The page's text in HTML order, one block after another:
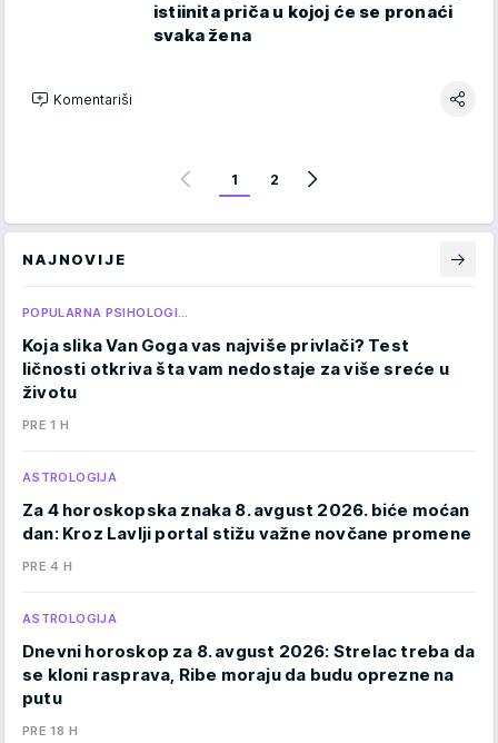
istiinita priča u kojoj će se pronaći
svaka žena
Komentariši
1 2
NAJNOVIJE
POPULARNA PSIHOLOGI…
Koja slika Van Goga vas najviše privlači? Test
ličnosti otkriva šta vam nedostaje za više sreće u
životu
PRE 1 H
ASTROLOGIJA
Za 4 horoskopska znaka 8. avgust 2026. biće moćan
dan: Kroz Lavlji portal stižu važne novčane promene
PRE 4 H
ASTROLOGIJA
Dnevni horoskop za 8. avgust 2026: Strelac treba da
se kloni rasprava, Ribe moraju da budu oprezne na
putu
PRE 18 H